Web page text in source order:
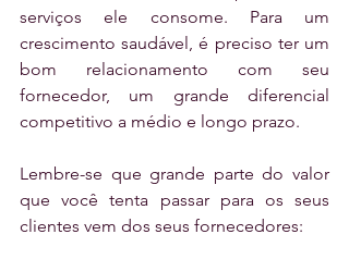
serviços ele consome. Para um
crescimento saudável, é preciso ter um
bom relacionamento com seu
fornecedor, um grande diferencial
competitivo a médio e longo prazo.
Lembre-se que grande parte do valor
que você tenta passar para os seus
clientes vem dos seus fornecedores: